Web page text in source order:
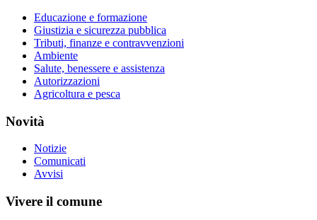
Educazione e formazione
Giustizia e sicurezza pubblica
Tributi, finanze e contravvenzioni
Ambiente
Salute, benessere e assistenza
Autorizzazioni
Agricoltura e pesca
Novità
Notizie
Comunicati
Avvisi
Vivere il comune